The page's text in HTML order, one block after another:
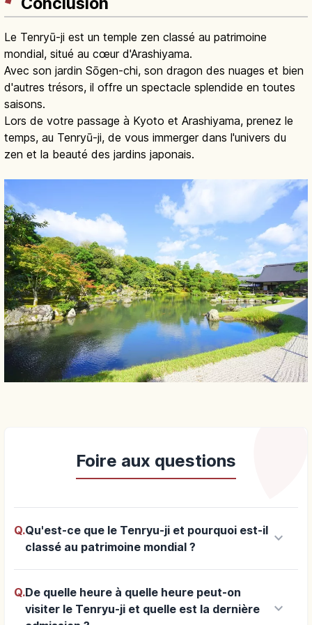
Le Tenryū-ji est un temple zen classé au patrimoine
mondial, situé au cœur d'Arashiyama.
Avec son jardin Sōgen-chi, son dragon des nuages et bien
d'autres trésors, il offre un spectacle splendide en toutes
saisons.
Lors de votre passage à Kyoto et Arashiyama, prenez le
temps, au Tenryū-ji, de vous immerger dans l'univers du
zen et la beauté des jardins japonais.
Foire aux questions
Q.Qu'est-ce que le Tenryu-ji et pourquoi est-il
classé au patrimoine mondial ?
keyboard_arrow_down
Q.De quelle heure à quelle heure peut-on
visiter le Tenryu-ji et quelle est la dernière
keyboard_arrow_down